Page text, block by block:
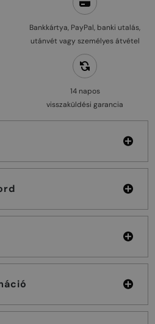
Bankkártya, PayPal, banki utalás,
utánvét vagy személyes átvétel
14 napos
visszaküldési garancia
Ford